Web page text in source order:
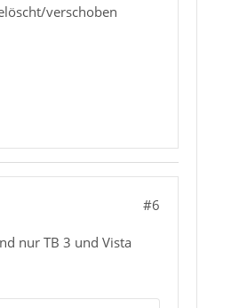
verschoben
#6
nur TB 3 und Vista